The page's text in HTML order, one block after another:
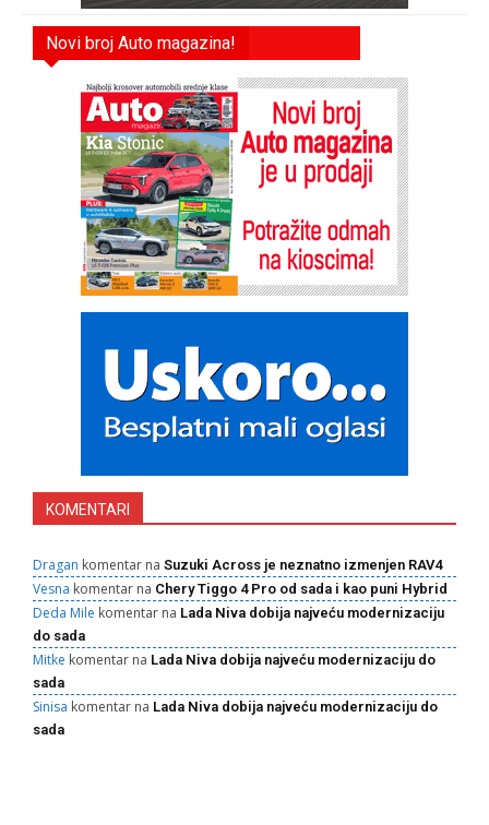
Novi broj Auto magazina!
KOMENTARI
Dragan komentar na Suzuki Across je neznatno izmenjen RAV4
Vesna komentar na Chery Tiggo 4 Pro od sada i kao puni Hybrid
Deda Mile komentar na Lada Niva dobija najveću modernizaciju
do sada
Mitke komentar na Lada Niva dobija najveću modernizaciju do
sada
Sinisa komentar na Lada Niva dobija najveću modernizaciju do
sada